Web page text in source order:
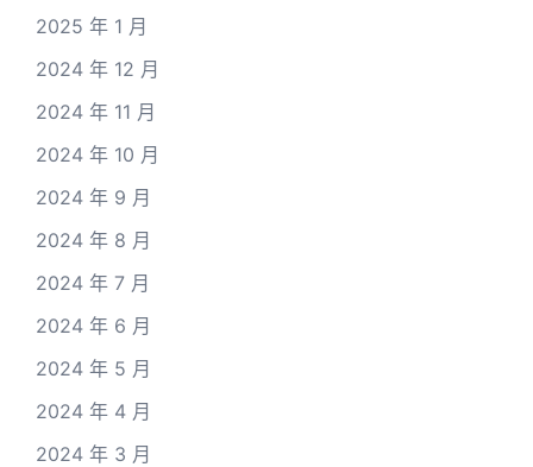
2025 年 1 月
2024 年 12 月
2024 年 11 月
2024 年 10 月
2024 年 9 月
2024 年 8 月
2024 年 7 月
2024 年 6 月
2024 年 5 月
2024 年 4 月
2024 年 3 月